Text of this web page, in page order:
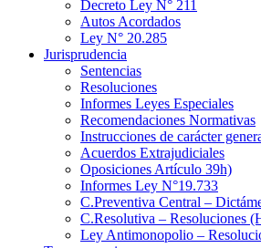
Decreto Ley N° 211
Autos Acordados
Ley N° 20.285
Jurisprudencia
Sentencias
Resoluciones
Informes Leyes Especiales
Recomendaciones Normativas
Instrucciones de carácter
Acuerdos Extrajudiciales
Oposiciones Artículo 39h)
Informes Ley N°19.733
C.Preventiva Central –
C.Resolutiva – Resoluciones
Ley Antimonopolio –